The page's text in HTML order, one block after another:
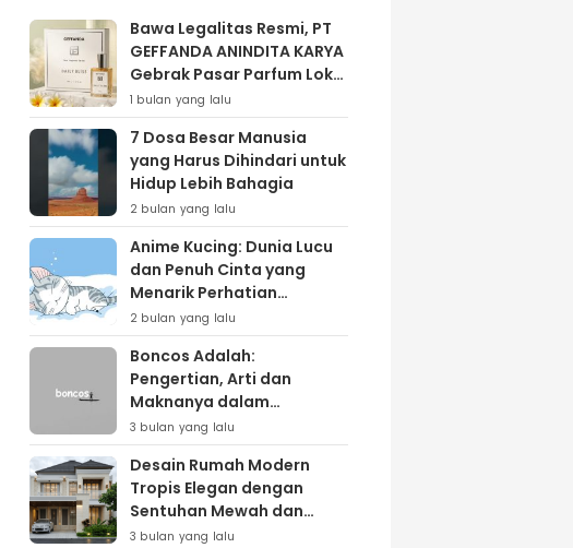
Bawa Legalitas Resmi, PT
GEFFANDA ANINDITA KARYA
Gebrak Pasar Parfum Lokal
Lewat Varian ‘Daily Bliss’
1 bulan yang lalu
7 Dosa Besar Manusia
yang Harus Dihindari untuk
Hidup Lebih Bahagia
2 bulan yang lalu
Anime Kucing: Dunia Lucu
dan Penuh Cinta yang
Menarik Perhatian
Penggemar
2 bulan yang lalu
Boncos Adalah:
Pengertian, Arti dan
Maknanya dalam
Kehidupan Sehari-hari
3 bulan yang lalu
Desain Rumah Modern
Tropis Elegan dengan
Sentuhan Mewah dan
Natural
3 bulan yang lalu